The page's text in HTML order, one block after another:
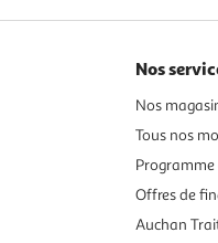
Nos
Nos
Tous nos
Offres de
Auchan